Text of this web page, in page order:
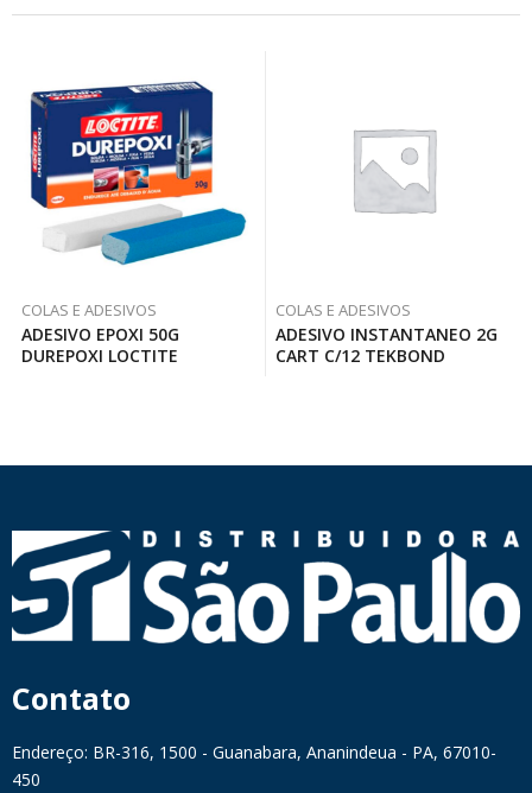
COLAS E ADESIVOS
ADESIVO EPOXI 50G
DUREPOXI LOCTITE
COLAS E ADESIVOS
ADESIVO INSTANTANEO 2G
CART C/12 TEKBOND
Contato
Endereço: BR-316, 1500 - Guanabara, Ananindeua - PA, 67010-
450